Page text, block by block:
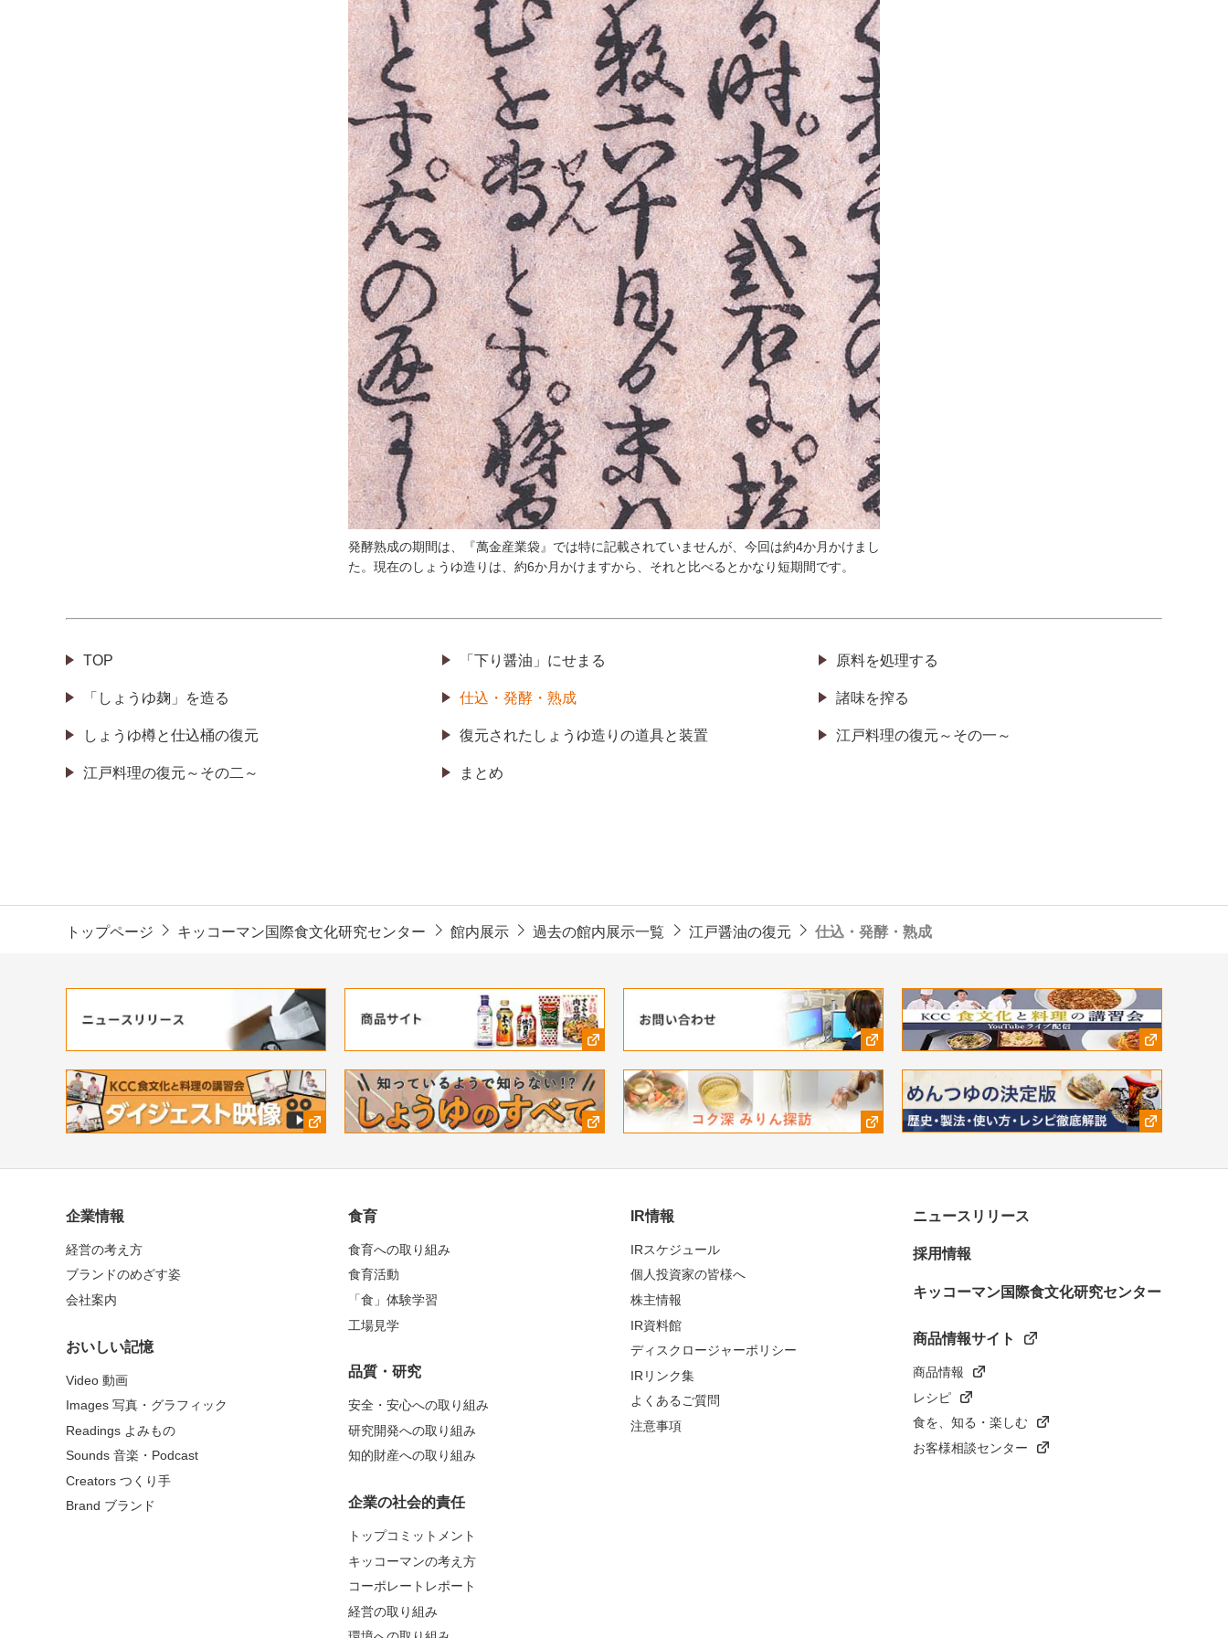
発酵熟成の期間は、『萬金産業袋』では特に記載されていませんが、今回は約4か月かけまし
た。現在のしょうゆ造りは、約6か月かけますから、それと比べるとかなり短期間です。
TOP 「下り醤油」にせまる 原料を処理する
「しょうゆ麹」を造る 仕込・発酵・熟成 諸味を搾る
しょうゆ樽と仕込桶の復元 復元されたしょうゆ造りの道具と装置 江戸料理の復元～その一～
江戸料理の復元～その二～ まとめ
トップページ キッコーマン国際食文化研究センター 館内展示 過去の館内展示一覧 江戸醤油の復元 仕込・発酵・熟成
企業情報
経営の考え方
ブランドのめざす姿
会社案内
おいしい記憶
Video 動画
Images 写真・グラフィック
Readings よみもの
Sounds 音楽・Podcast
Creators つくり手
Brand ブランド
食育
食育への取り組み
食育活動
「食」体験学習
工場見学
品質・研究
安全・安心への取り組み
研究開発への取り組み
知的財産への取り組み
企業の社会的責任
トップコミットメント
キッコーマンの考え方
コーポレートレポート
経営の取り組み
IR情報
IRスケジュール
個人投資家の皆様へ
株主情報
IR資料館
ディスクロージャーポリシー
IRリンク集
よくあるご質問
注意事項
ニュースリリース
採用情報
キッコーマン国際食文化研究センター
商品情報サイト
商品情報
レシピ
食を、知る・楽しむ
お客様相談センター